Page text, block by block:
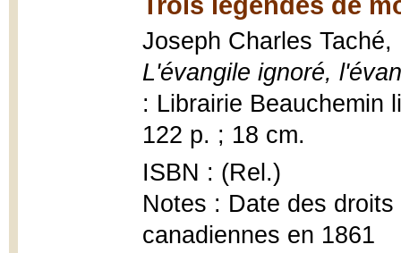
Joseph Charles Taché,
L'évangile ignoré,
: Librairie Beauchemin
122 p. ; 18 cm.
ISBN : (Rel.)
Notes : Date des
canadiennes en 1861